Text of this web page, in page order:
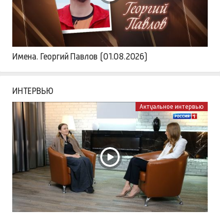
Имена. Георгий Павлов (01.08.2026)
ИНТЕРВЬЮ
Актуальное интервью